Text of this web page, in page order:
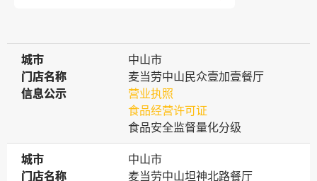
城市
城市
中山市
门店名称
门店名称
麦当劳中山民众壹加壹餐厅
信息公示
信息公示
营业执照
食品经营许可证
食品安全监督量化分级
城市
城市
中山市
门店名称
门店名称
麦当劳中山坦神北路餐厅